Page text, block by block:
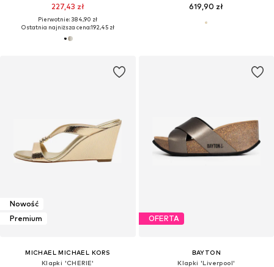
227,43 zł
Pierwotnie: 384,90 zł
Ostatnia najniższa cena:192,45 zł
619,90 zł
Nowość
Premium
MICHAEL MICHAEL KORS
Klapki 'CHERIE'
OFERTA
BAYTON
Klapki 'Liverpool'